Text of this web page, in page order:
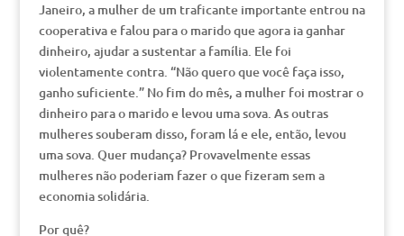
Janeiro, a mulher de um traficante importante entrou na
cooperativa e falou para o marido que agora ia ganhar
dinheiro, ajudar a sustentar a família. Ele foi
violentamente contra. “Não quero que você faça isso,
ganho suficiente.” No fim do mês, a mulher foi mostrar o
dinheiro para o marido e levou uma sova. As outras
mulheres souberam disso, foram lá e ele, então, levou
uma sova. Quer mudança? Provavelmente essas
mulheres não poderiam fazer o que fizeram sem a
economia solidária.
Por quê?